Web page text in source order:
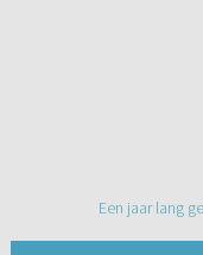
Een jaar lang